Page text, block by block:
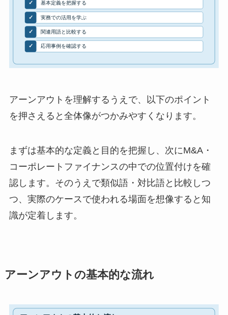
アーンアウトを理解するうえで、以下のポイント
を押さえると全体像がつかみやすくなります。
まずは基本的な定義と目的を把握し、次にM&A・
コーポレートファイナンスの中での位置付けを確
認します。そのうえで類似語・対比語と比較しつ
つ、実際のケースで使われる場面を想像すると知
識が定着します。
アーンアウトの基本的な流れ